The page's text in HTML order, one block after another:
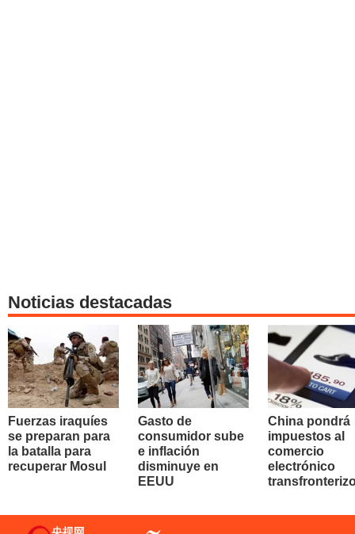
Noticias destacadas
Fuerzas iraquíes
se preparan para
la batalla para
recuperar Mosul
Gasto de
consumidor sube
e inflación
disminuye en
EEUU
China pondrá
impuestos al
comercio
electrónico